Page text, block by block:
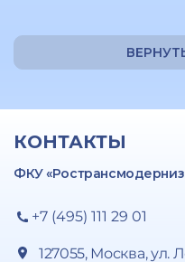
КОНТАКТЫ
ФКУ
+7 (495) 111 29 01
127055, Москва, ул.